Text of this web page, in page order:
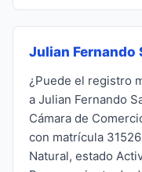
Julian Fernando
¿Puede el registro
a Julian Fernando
Cámara de
con matrícula
Natural, estado